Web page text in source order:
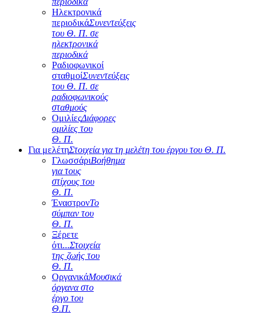
Ηλεκτρονικά
περιοδικάΣυνεντεύξεις
του Θ. Π. σε
ηλεκτρονικά
περιοδικά
Ραδιοφωνικοί
σταθμοίΣυνεντεύξεις
του Θ. Π. σε
ραδιοφωνικούς
σταθμούς
ΟμιλίεςΔιάφορες
ομιλίες του
Θ. Π.
Για μελέτηΣτοιχεία για τη μελέτη του έργου του Θ. Π.
ΓλωσσάριΒοήθημα
για τους
στίχους του
Θ. Π.
ΈναστρονΤο
σύμπαν του
Θ. Π.
Ξέρετε
ότι...Στοιχεία
της ζωής του
Θ. Π.
ΟργανικάΜουσικά
όργανα στο
έργο του
Θ.Π.